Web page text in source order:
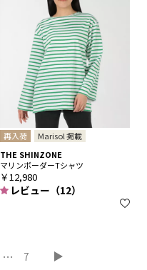
再入荷
Marisol 掲載
THE SHINZONE
マリンボーダーTシャツ
￥12,980
レビュー（12）
… 7